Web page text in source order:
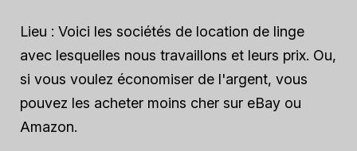
Lieu : Voici les sociétés de location de linge
avec lesquelles nous travaillons et leurs prix. Ou,
si vous voulez économiser de l'argent, vous
pouvez les acheter moins cher sur eBay ou
Amazon.